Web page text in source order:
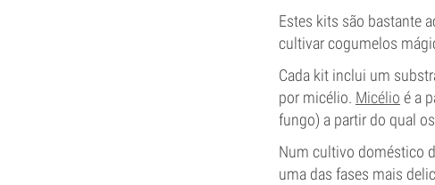
Estes kits são bastante
cultivar cogumelos
Cada kit inclui um
por micélio. Micélio é a
fungo) a partir do qual
Num cultivo doméstico
uma das fases mais